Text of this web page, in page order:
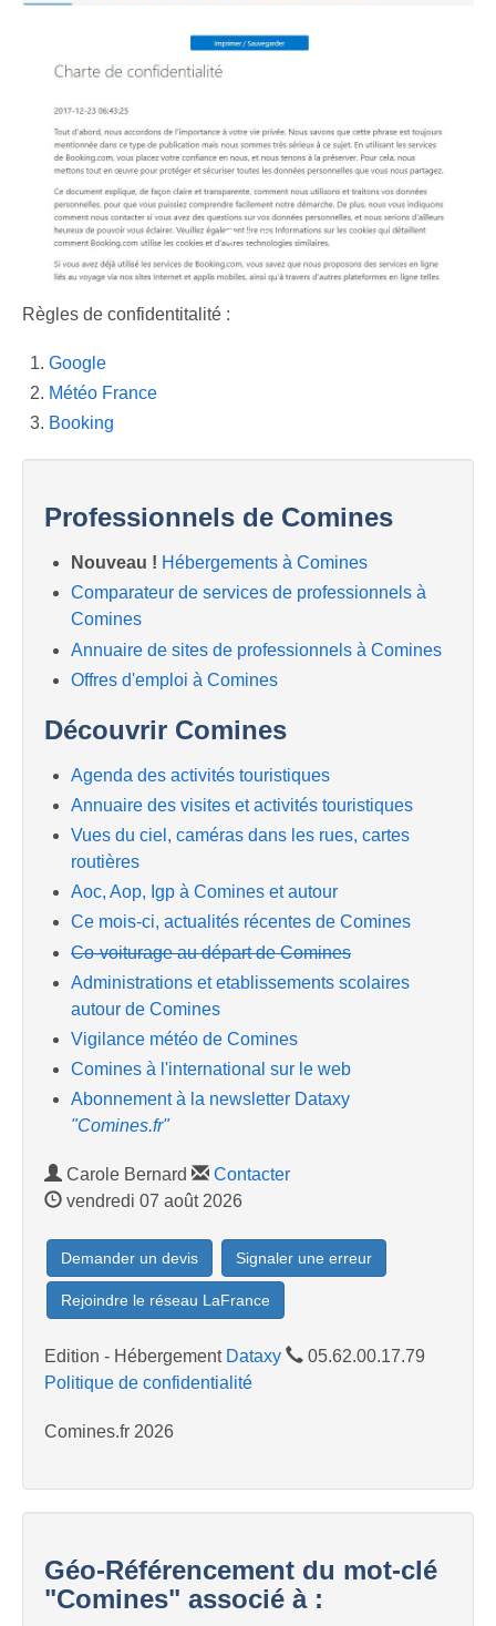
Règles de confidentitalité :
Google
Météo France
Booking
Professionnels de Comines
Nouveau ! Hébergements à Comines
Comparateur de services de professionnels à
Comines
Annuaire de sites de professionnels à Comines
Offres d'emploi à Comines
Découvrir Comines
Agenda des activités touristiques
Annuaire des visites et activités touristiques
Vues du ciel, caméras dans les rues, cartes
routières
Aoc, Aop, Igp à Comines et autour
Ce mois-ci, actualités récentes de Comines
Co-voiturage au départ de Comines
Administrations et etablissements scolaires
autour de Comines
Vigilance météo de Comines
Comines à l'international sur le web
Abonnement à la newsletter Dataxy
"Comines.fr"
Carole Bernard
Contacter
vendredi 07 août 2026
Demander un devis Signaler une erreur
Rejoindre le réseau LaFrance
Edition - Hébergement Dataxy
05.62.00.17.79
Politique de confidentialité
Comines.fr 2026
Géo-Référencement du mot-clé
"Comines" associé à :